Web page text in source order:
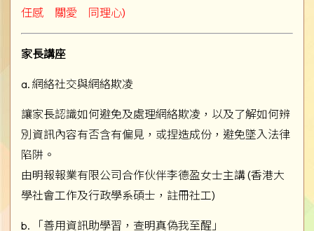
任感 關愛 同理心)
家長講座
a. 網絡社交與網絡欺凌
讓家長認識如何避免及處理網絡欺凌，以及了解如何辨
別資訊內容有否含有偏見，或捏造成份，避免墜入法律
陷阱。
由明報報業有限公司合作伙伴李德盈女士主講 (香港大
學社會工作及行政學系碩士，註冊社工)
b. 「善用資訊助學習，查明真偽我至醒」